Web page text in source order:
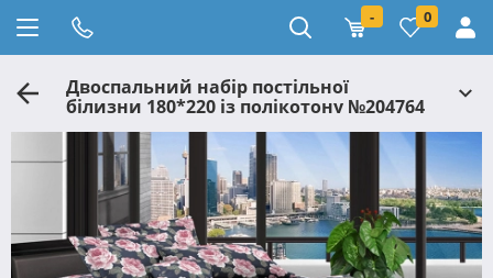
- 0
Двоспальний набір постільної
білизни 180*220 із полікотону №204764
Черешенька™